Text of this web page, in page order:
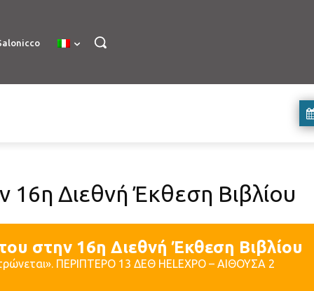
16η Διεθνή Έκθεση Βιβλίου
στην 16η Διεθνή Έκθεση Βιβλίου
ΠΕΡΙΠΤΕΡΟ 13 ΔΕΘ HELEXPO – ΑΙΘΟΥΣΑ 2